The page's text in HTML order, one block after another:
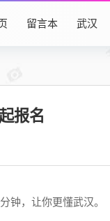
留言本 武汉
报名
，让你更懂武汉。